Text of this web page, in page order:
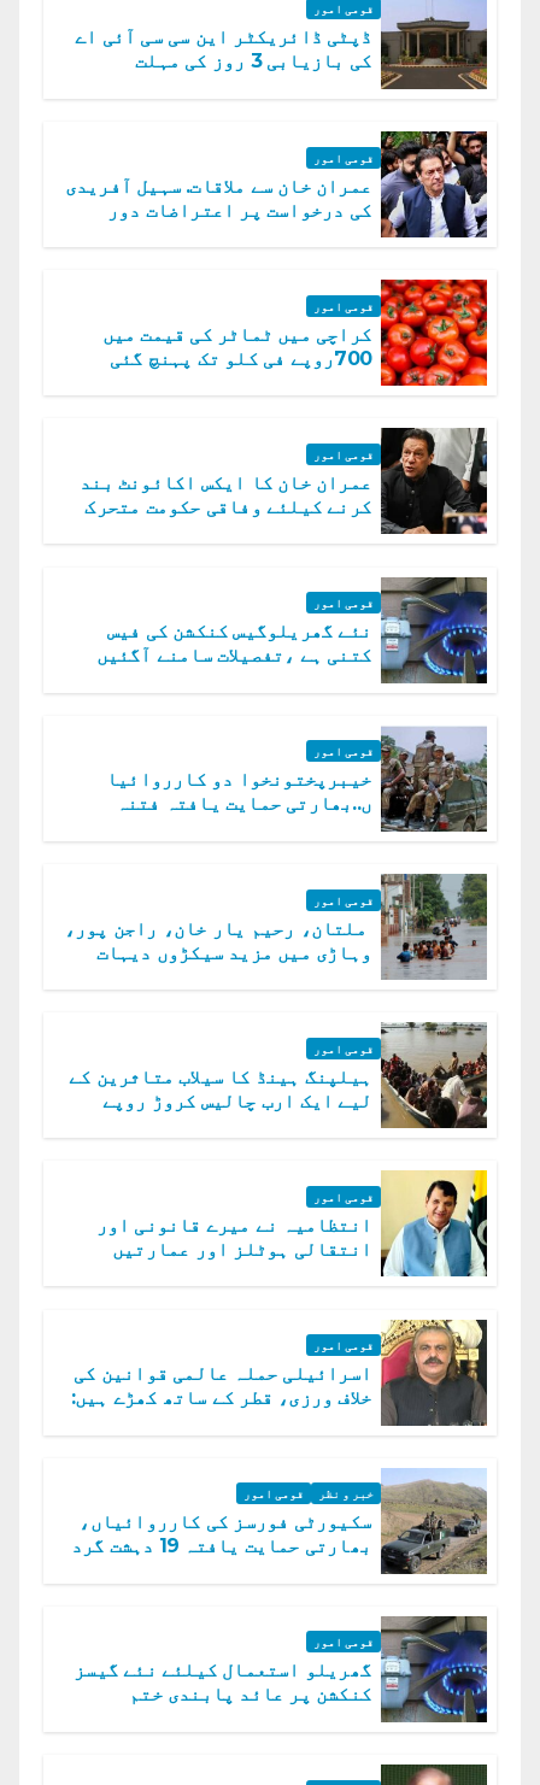
قومی امور
ڈپٹی ڈائریکٹر این سی سی آئی اے
کی بازیابی 3 روز کی مہلت
قومی امور
عمران خان سے ملاقات. سہیل آفریدی
کی درخواست پر اعتراضات دور
قومی امور
کراچی میں ٹماٹر کی قیمت میں
700روپے فی کلو تک پہنچ گئی
قومی امور
عمران خان کا ایکس اکائونٹ بند
کرنے کیلئے وفاقی حکومت متحرک
قومی امور
نئے گھریلوگیس کنکشن کی فیس
کتنی ہے ،تفصیلات سامنے آگئیں
قومی امور
خیبرپختونخوا دو کارروائیا
ں..بھارتی حمایت یافتہ فتنہ
قومی امور
ملتان، رحیم یار خان، راجن پور،
وہاڑی میں مزید سیکڑوں دیہات
قومی امور
ہیلپنگ ہینڈ کا سیلاب متاثرین کے
لیے ایک ارب چالیس کروڑ روپے
قومی امور
انتظامیہ نے میرے قانونی اور
انتقالی ہوٹلز اور عمارتیں
قومی امور
اسرائیلی حملہ عالمی قوانین کی
خلاف ورزی، قطر کے ساتھ کھڑے ہیں:
خبر و نظر قومی امور
سکیورٹی فورسز کی کارروائیاں،
بھارتی حمایت یافتہ 19 دہشت گرد
قومی امور
گھریلو استعمال کیلئے نئے گیسز
کنکشن پر عائد پابندی ختم